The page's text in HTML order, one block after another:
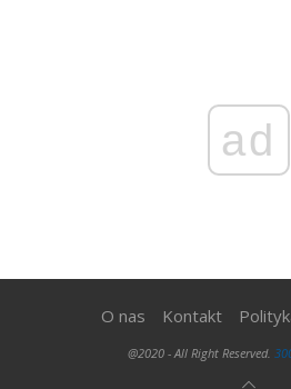
ad
O nas Kontakt
@2020 - All Right Reserved.